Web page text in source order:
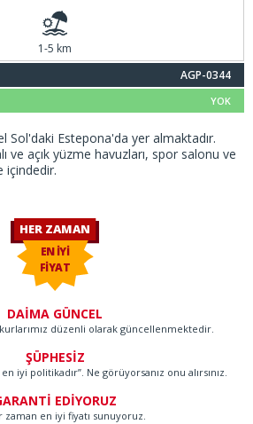
1-5 km
AGP-0344
YOK
Sol'daki Estepona'da yer almaktadır.
ve açık yüzme havuzları, spor salonu ve
içindedir.
HER ZAMAN
EN İYİ
FİYAT
DAİMA GÜNCEL
düzenli olarak güncellenmektedir.
ŞÜPHESİZ
iyi politikadır”. Ne görüyorsanız onu alırsınız.
EDİYORUZ
zaman en iyi fiyatı sunuyoruz.